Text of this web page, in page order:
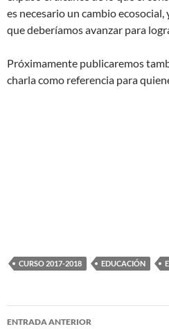
es necesario un cambio
que deberíamos avanzar para
Próximamente publicaremos
charla como referencia para
CURSO 2017-2018 EDUCACIÓN
Navegación
ENTRADA ANTERIOR